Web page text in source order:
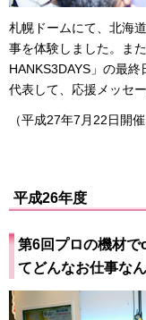
札幌ドームにて、北海
事を体験しました。ま
HANKS3DAYS」の最
代表して、応援メッセ
（平成27年7月22日開催
平成26年度
第6回プロの機材
てどんなお仕事な